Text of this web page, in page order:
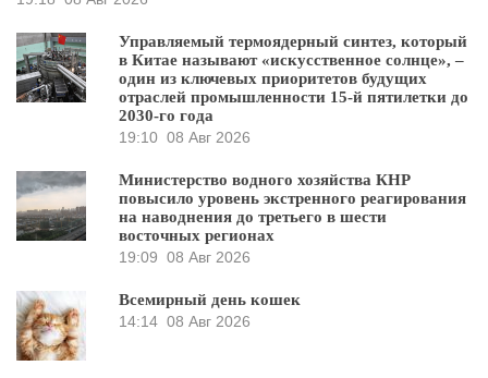
Управляемый термоядерный синтез, который
в Китае называют «искусственное солнце», –
один из ключевых приоритетов будущих
отраслей промышленности 15-й пятилетки до
2030-го года
19:10 08 Авг 2026
Министерство водного хозяйства КНР
повысило уровень экстренного реагирования
на наводнения до третьего в шести
восточных регионах
19:09 08 Авг 2026
Всемирный день кошек
14:14 08 Авг 2026